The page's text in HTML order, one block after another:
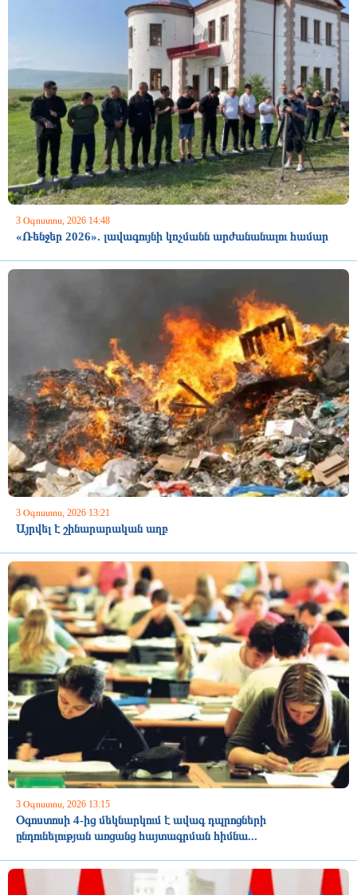
3 Օգոստոս, 2026 14:48
«Ռենջեր 2026». լավագույնի կոչմանն արժանանալու համար
3 Օգոստոս, 2026 13:21
Այրվել է շինարարական աղբ
3 Օգոստոս, 2026 13:15
Օգոստոսի 4-ից մեկնարկում է ավագ դպրոցների
ընդունելության առցանց հայտագրման հիմնա...